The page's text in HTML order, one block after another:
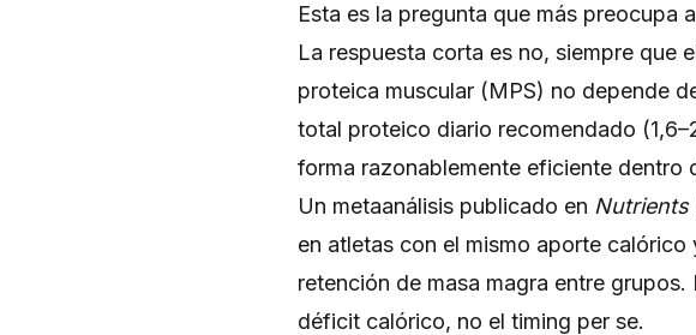
Esta es la pregunta que más preocupa
La respuesta corta es no, siempre que
proteica muscular (MPS) no depende
total proteico diario recomendado
forma razonablemente eficiente dentro
Un metaanálisis publicado en Nutrients
en atletas con el mismo aporte
retención de masa magra entre
déficit calórico, no el timing per se.